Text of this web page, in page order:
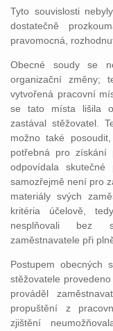
Tyto souvislosti
dostatečně
pravomocná,
Obecné soudy se
organizační změny;
vytvořená pracovní
se tato místa lišila
zastával stěžovatel.
možno také
potřebná pro získání
odpovídala
samozřejmě není pro
materiály svých
kritéria účelově,
nesplňovali bez
zaměstnavatele při
Postupem obecných
stěžovatele
prováděl
propuštění z
zjištění